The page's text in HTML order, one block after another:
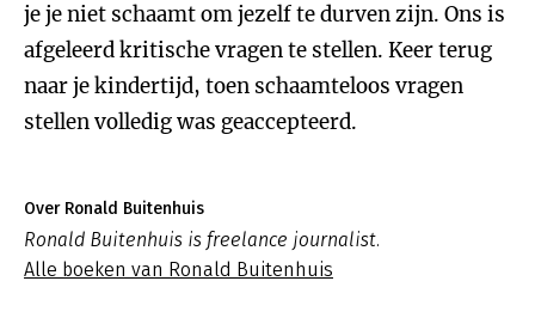
je je niet schaamt om jezelf te durven zijn. Ons is
afgeleerd kritische vragen te stellen. Keer terug
naar je kindertijd, toen schaamteloos vragen
stellen volledig was geaccepteerd.
Over Ronald Buitenhuis
Ronald Buitenhuis is freelance journalist.
Alle boeken van Ronald Buitenhuis